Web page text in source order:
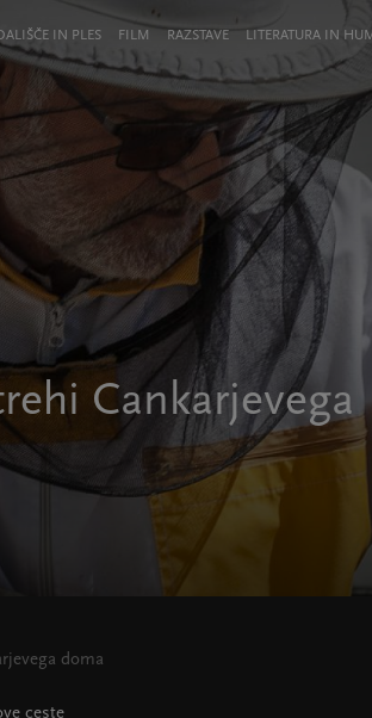
IN PLES FILM RAZSTAVE LITERATURA IN
Cankarjevega
doma
ceste